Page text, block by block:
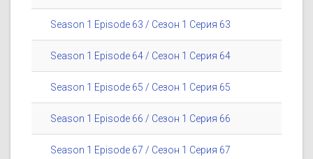
Season 1 Episode 63 / Сезон 1 Серия 63
Season 1 Episode 64 / Сезон 1 Серия 64
Season 1 Episode 65 / Сезон 1 Серия 65
Season 1 Episode 66 / Сезон 1 Серия 66
Season 1 Episode 67 / Сезон 1 Серия 67